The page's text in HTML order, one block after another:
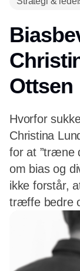
Ottsen
Hvorfor
Christina
for at ”træne
om bias og
ikke forstår,
træffe bedre